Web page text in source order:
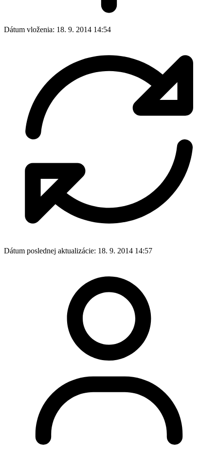
Dátum vloženia: 18. 9. 2014 14:54
Dátum poslednej aktualizácie: 18. 9. 2014 14:57